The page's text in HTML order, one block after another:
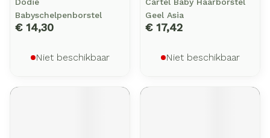
Babyschelpenborstel
€ 14,30
Niet beschikbaar
Geel Asia
€ 17,42
Niet beschikbaar